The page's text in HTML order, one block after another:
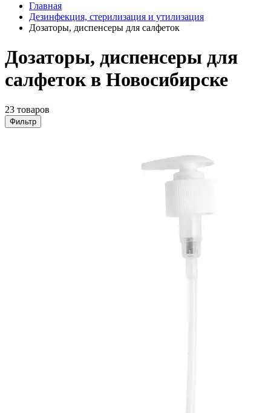
Главная
Дезинфекция, стерилизация и утилизация
Дозаторы, диспенсеры для салфеток
Дозаторы, диспенсеры для
салфеток в Новосибирске
23 товаров
Фильтр